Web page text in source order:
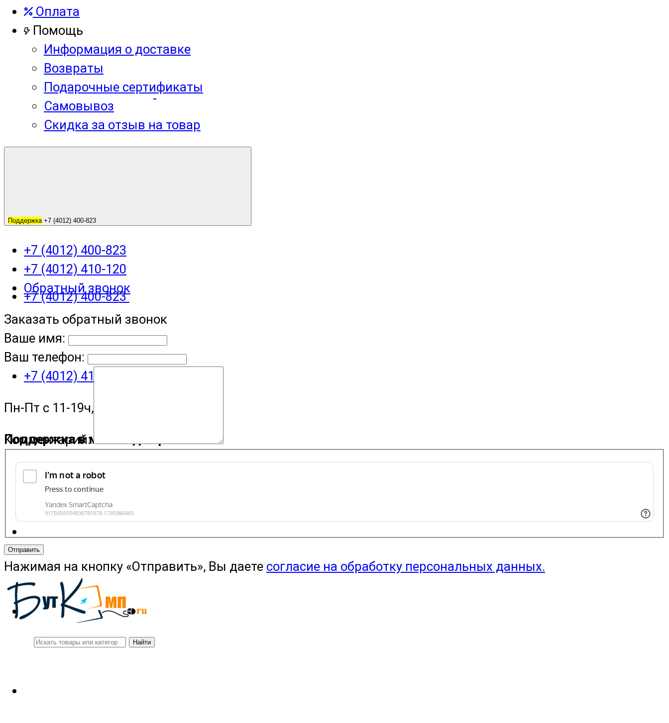
+7 (4012) 400-823
+7 (4012) 410-120
Пн-Пт с 11-19ч, Сб с 11-15ч
Поддержка в мессенджере
Оплата
Помощь
Информация о доставке
Возвраты
Подарочные сертификаты
Самовывоз
Скидка за отзыв на товар
Поддержка+7 (4012) 400-823
+7 (4012) 400-823
+7 (4012) 410-120
Обратный звонок
Заказать обратный звонок
Ваше имя:
Ваш телефон:
Комментарий:
Отправить
Нажимая на кнопку «Отправить», Вы даете согласие на обработку персональных данных.
Найти